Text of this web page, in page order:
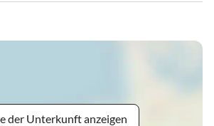
der Unterkunft anzeigen